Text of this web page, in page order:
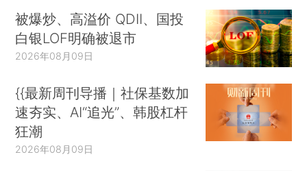
被爆炒、高溢价 QDII、国投
白银LOF明确被退市
2026年08月09日
{{最新周刊导播｜社保基数加
速夯实、AI“追光”、韩股杠杆
狂潮
2026年08月09日